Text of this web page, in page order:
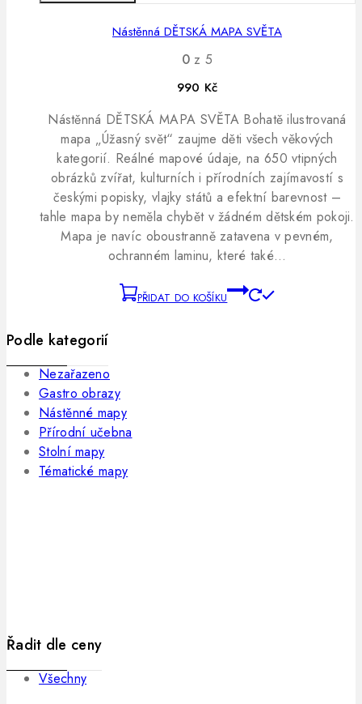
Nástěnná DĚTSKÁ MAPA SVĚTA
0 z 5
990 Kč
Nástěnná DĚTSKÁ MAPA SVĚTA Bohatě ilustrovaná
mapa „Úžasný svět“ zaujme děti všech věkových
kategorií. Reálné mapové údaje, na 650 vtipných
obrázků zvířat, kulturních i přírodních zajímavostí s
českými popisky, vlajky států a efektní barevnost –
tahle mapa by neměla chybět v žádném dětském pokoji.
Mapa je navíc oboustranně zatavena v pevném,
ochranném laminu, které také…
PŘIDAT DO KOŠÍKU
Podle kategorií
Nezařazeno
Gastro obrazy
Nástěnné mapy
Přírodní učebna
Stolní mapy
Tématické mapy
Řadit dle ceny
Všechny